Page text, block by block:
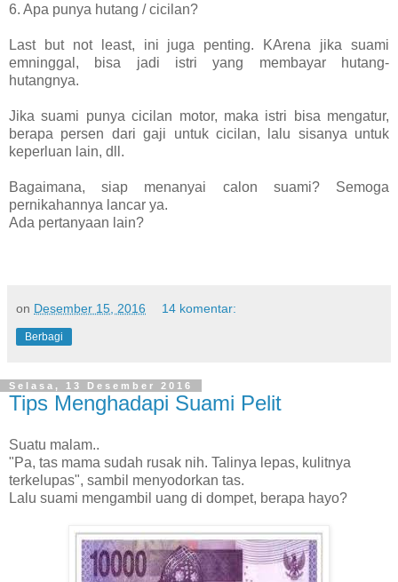
6. Apa punya hutang / cicilan?
Last but not least, ini juga penting. KArena jika suami
emninggal, bisa jadi istri yang membayar hutang-
hutangnya.
Jika suami punya cicilan motor, maka istri bisa mengatur,
berapa persen dari gaji untuk cicilan, lalu sisanya untuk
keperluan lain, dll.
Bagaimana, siap menanyai calon suami? Semoga
pernikahannya lancar ya.
Ada pertanyaan lain?
on Desember 15, 2016 14 komentar:
Berbagi
Selasa, 13 Desember 2016
Tips Menghadapi Suami Pelit
Suatu malam..
"Pa, tas mama sudah rusak nih. Talinya lepas, kulitnya
terkelupas", sambil menyodorkan tas.
Lalu suami mengambil uang di dompet, berapa hayo?